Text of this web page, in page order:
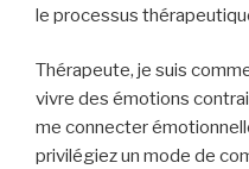
le processus
Thérapeute, je suis
vivre des émotions
me connecter
privilégiez un mode de